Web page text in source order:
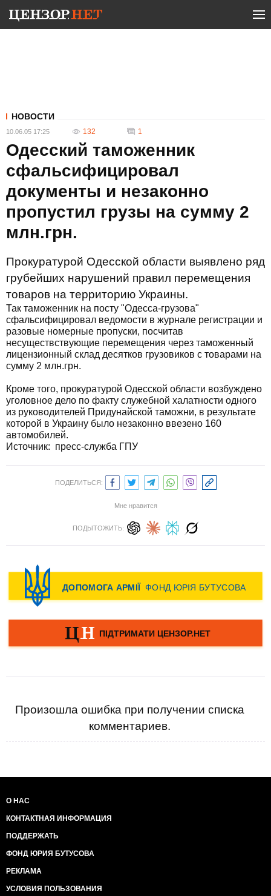
НОВОСТИ
10.06.05 17:25 132 1
Одесский таможенник
сфальсифицировал
документы и незаконно
пропустил грузы на сумму 2
млн.грн.
Прокуратурой Одесской области выявлено ряд
грубейших нарушений правил перемещения
товаров на территорию Украины.
Так таможенник на посту "Одесса-грузова"
сфальсифицировал ведомости в журнале регистрации и
разовые номерные пропуски, посчитав
несуществствующие перемещения через таможенный
лицензионный склад десятков грузовиков с товарами на
сумму 2 млн.грн.
Кроме того, прокуратурой Одесской области возбуждено
уголовное дело по факту служебной халатности одного
из руководителей Придунайской таможни, в результате
которой в Украину было незаконно ввезено 160
автомобилей.
Источник: пресс-служба ГПУ
ПОДЕЛИТЬСЯ:
Мне нравится
ПОДЫТОЖИТЬ:
Произошла ошибка при получении списка
комментариев.
О НАС
КОНТАКТНАЯ ИНФОРМАЦИЯ
ПОДДЕРЖАТЬ
ФОНД ЮРИЯ БУТУСОВА
РЕКЛАМА
УСЛОВИЯ ПОЛЬЗОВАНИЯ